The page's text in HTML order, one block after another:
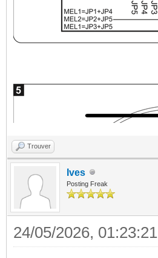
Trouver
Ives
Posting Freak
24/05/2026, 01:23:21